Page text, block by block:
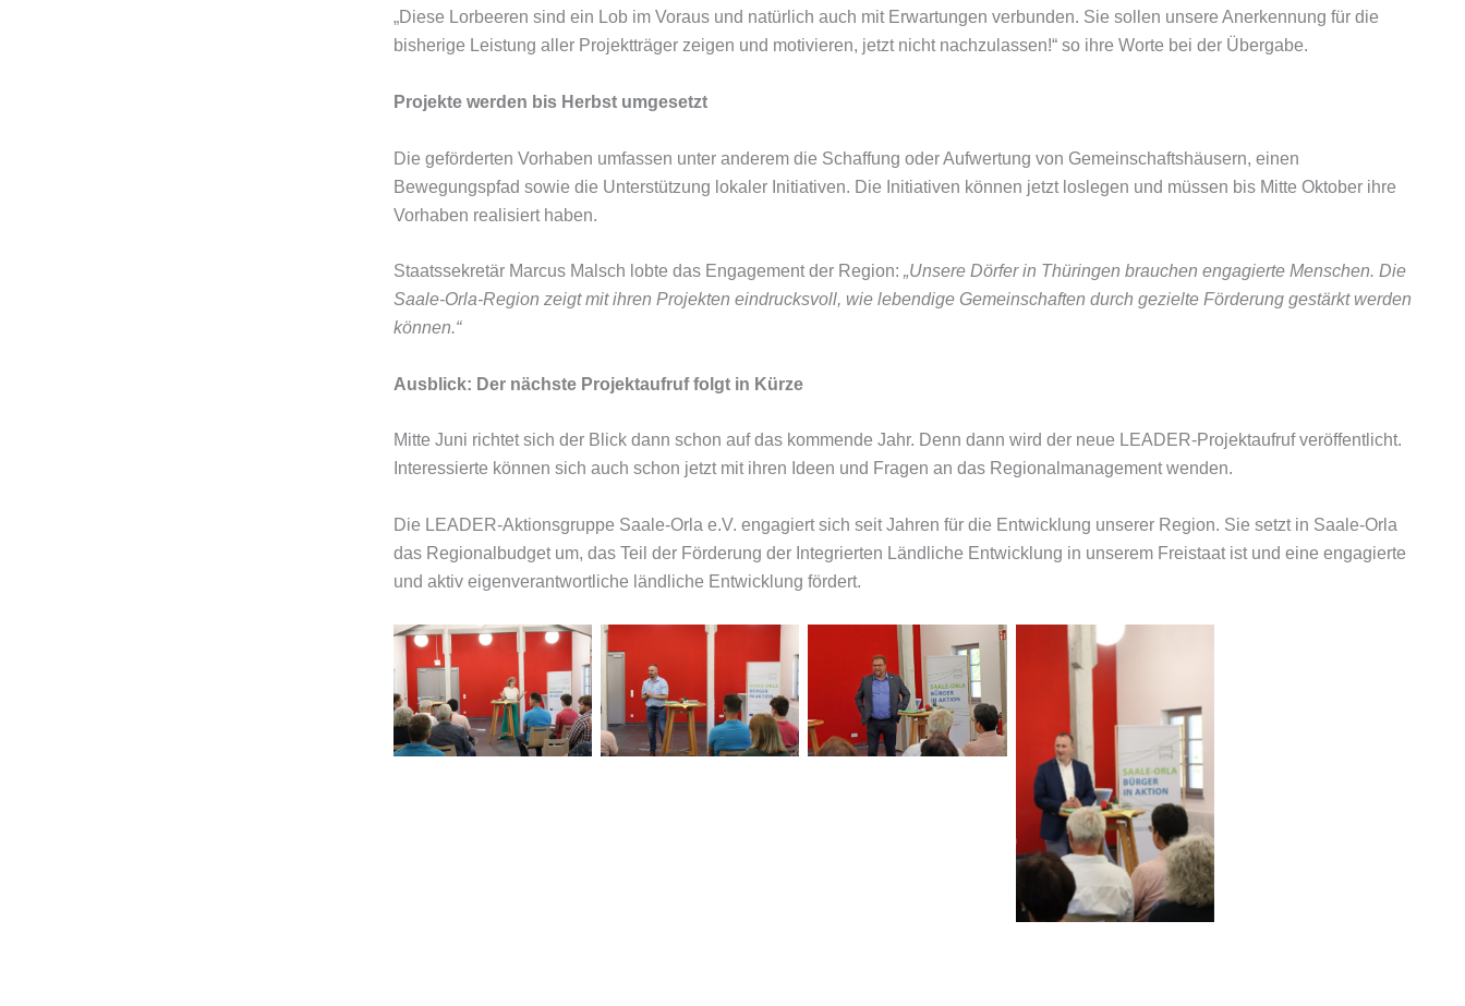
„Diese Lorbeeren sind ein Lob im Voraus und natürlich auch mit Erwartungen verbunden. Sie sollen unsere Anerkennung für die
bisherige Leistung aller Projektträger zeigen und motivieren, jetzt nicht nachzulassen!“ so ihre Worte bei der Übergabe.
Projekte werden bis Herbst umgesetzt
Die geförderten Vorhaben umfassen unter anderem die Schaffung oder Aufwertung von Gemeinschaftshäusern, einen
Bewegungspfad sowie die Unterstützung lokaler Initiativen. Die Initiativen können jetzt loslegen und müssen bis Mitte Oktober ihre
Vorhaben realisiert haben.
Staatssekretär Marcus Malsch lobte das Engagement der Region: „Unsere Dörfer in Thüringen brauchen engagierte Menschen. Die
Saale-Orla-Region zeigt mit ihren Projekten eindrucksvoll, wie lebendige Gemeinschaften durch gezielte Förderung gestärkt werden
können.“
Ausblick: Der nächste Projektaufruf folgt in Kürze
Mitte Juni richtet sich der Blick dann schon auf das kommende Jahr. Denn dann wird der neue LEADER-Projektaufruf veröffentlicht.
Interessierte können sich auch schon jetzt mit ihren Ideen und Fragen an das Regionalmanagement wenden.
Die LEADER-Aktionsgruppe Saale-Orla e.V. engagiert sich seit Jahren für die Entwicklung unserer Region. Sie setzt in Saale-Orla
das Regionalbudget um, das Teil der Förderung der Integrierten Ländliche Entwicklung in unserem Freistaat ist und eine engagierte
und aktiv eigenverantwortliche ländliche Entwicklung fördert.